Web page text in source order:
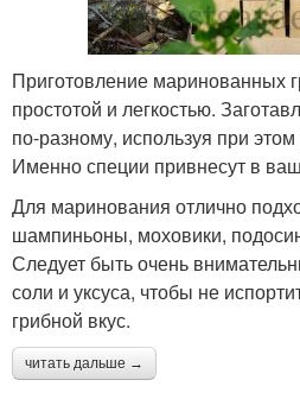
Приготовление маринованных
простотой и легкостью.
по-разному, используя при
Именно специи привнесут в
Для маринования отлично
шампиньоны, моховики,
Следует быть очень
соли и уксуса, чтобы не
грибной вкус.
читать дальше →